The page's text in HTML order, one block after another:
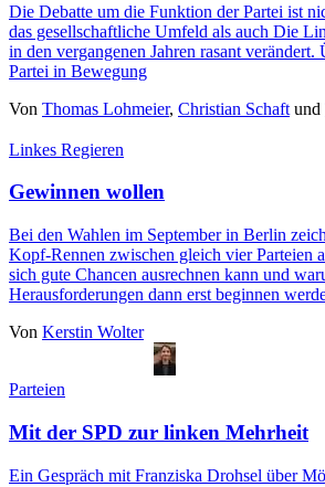
Die Debatte um die Funktion der Partei ist
das gesellschaftliche Umfeld als auch Die
in den vergangenen Jahren rasant verändert.
Partei in Bewegung
Von Thomas Lohmeier, Christian Schaft und
Linkes Regieren
Gewinnen wollen
Bei den Wahlen im September in Berlin
Kopf-Rennen zwischen gleich vier Parteien
sich gute Chancen ausrechnen kann und
Herausforderungen dann erst beginnen
Von Kerstin Wolter
Parteien
Mit der SPD zur linken Mehrheit
Ein Gespräch mit Franziska Drohsel über